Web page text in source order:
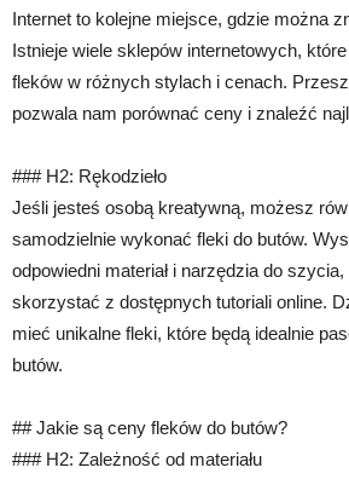
Internet to kolejne miejsce, gdzie można
Istnieje wiele sklepów internetowych,
fleków w różnych stylach i cenach.
pozwala nam porównać ceny i znaleźć
### H2: Rękodzieło
Jeśli jesteś osobą kreatywną, możesz
samodzielnie wykonać fleki do butów.
odpowiedni materiał i narzędzia do
skorzystać z dostępnych tutoriali online.
mieć unikalne fleki, które będą idealnie
butów.
## Jakie są ceny fleków do butów?
### H2: Zależność od materiału